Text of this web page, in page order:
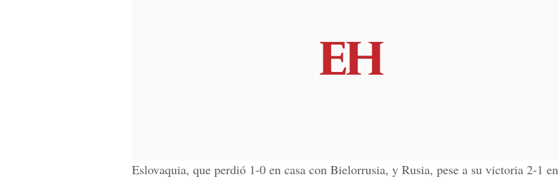
Eslovaquia, que perdió 1-0 en casa con Bielorrusia, y Rusia, pese a su victoria 2-1 en